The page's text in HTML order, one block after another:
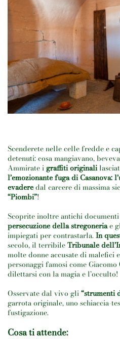
Scenderete nelle celle fredde e
detenuti: cosa mangiavano,
Ammirate igraffiti originali
l’emozionante fuga di Casanova:
evaderedal carcere di massima
“Piombi”!
Scoprite inoltre antichi
persecuzione della stregoneriae
impiegati per contrastarla.In
secolo, il terribileTribunale
molte donne accusate di malefici
personaggi famosi come Giacomo
dilettarsi con la magia e l’occulto!
Osservate dal vivo gli“strumenti
garrota originale, uno schiaccia-
fustigazione.
Cosa ti attende: